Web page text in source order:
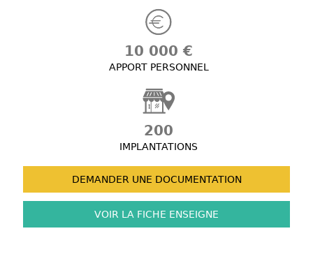
10 000 €
APPORT PERSONNEL
200
IMPLANTATIONS
DEMANDER UNE DOCUMENTATION
VOIR LA FICHE ENSEIGNE